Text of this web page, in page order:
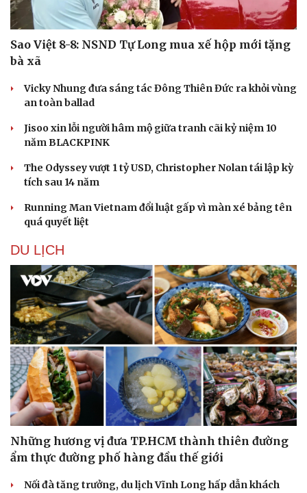
Văn hóa
Sân khấu - Điện ảnh
Âm nhạc
Di sản
Giải trí
Sao Việt
Sao Việt 8-8: NSND Tự Long mua xế hộp mới tặng
bà xã
Vicky Nhung đưa sáng tác Đông Thiên Đức ra khỏi vùng
an toàn ballad
Jisoo xin lỗi người hâm mộ giữa tranh cãi kỷ niệm 10
năm BLACKPINK
The Odyssey vượt 1 tỷ USD, Christopher Nolan tái lập kỳ
tích sau 14 năm
Running Man Vietnam đổi luật gấp vì màn xé bảng tên
quá quyết liệt
DU LỊCH
Những hương vị đưa TP.HCM thành thiên đường
ẩm thực đường phố hàng đầu thế giới
Nối đà tăng trưởng, du lịch Vĩnh Long hấp dẫn khách